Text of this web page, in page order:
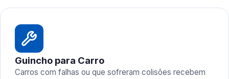
Guincho para Carro
Carros com falhas ou que sofreram colisões recebem